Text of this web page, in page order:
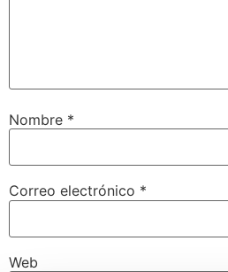
Nombre *
Correo electrónico *
Web